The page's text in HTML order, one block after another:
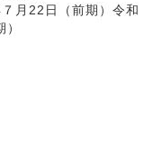
月22日（前期）令和